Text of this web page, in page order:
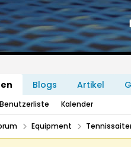
Blogs Artikel
Benutzerliste Kalender
Equipment